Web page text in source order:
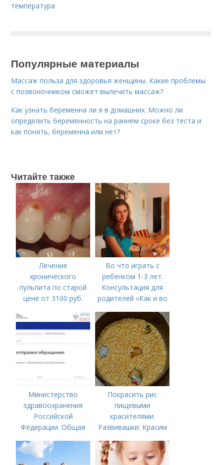
температура
Популярные материалы
Массаж польза для здоровья женщины. Какие проблемы
с позвоночником сможет вылечить массаж?
Как узнать беременна ли я в домашних. Можно ли
определить беременность на раннем сроке без теста и
как понять, беременна или нет?
Читайте также
Лечение
хронического
пульпита по старой
цене от 3100 руб.
цена
Во что играть с
ребенком 1-3 лет.
Консультация для
родителей «Как и во
ребенком от 1,5 до 3
лет»
Министерство
здравоохранения
Российской
Федерации. Общая
информация о
Министерстве
здравоохранения
Покрасить рис
пищевыми
красителями.
Развивашки: Красим
сенсорных
коробочек.